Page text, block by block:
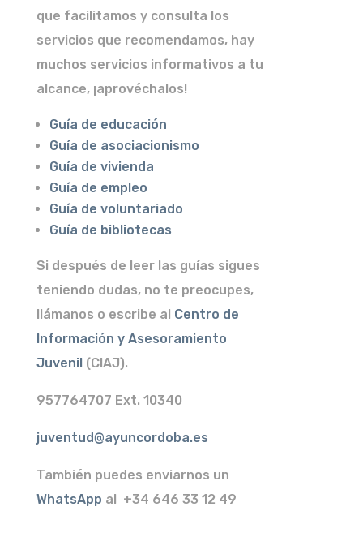
que facilitamos y consulta los
servicios que recomendamos, hay
muchos servicios informativos a tu
alcance, ¡aprovéchalos!
Guía de educación
Guía de asociacionismo
Guía de vivienda
Guía de empleo
Guía de voluntariado
Guía de bibliotecas
Si después de leer las guías sigues
teniendo dudas, no te preocupes,
llámanos o escribe al Centro de
Información y Asesoramiento
Juvenil (CIAJ).
957764707 Ext. 10340
juventud@ayuncordoba.es
También puedes enviarnos un
WhatsApp al +34 646 33 12 49